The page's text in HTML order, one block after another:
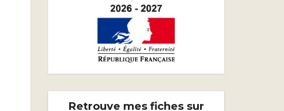
Retrouve mes fiches sur